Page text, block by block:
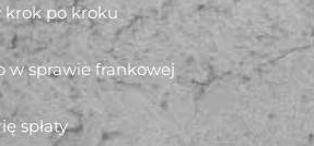
krok po kroku
w sprawie frankowej
spłaty